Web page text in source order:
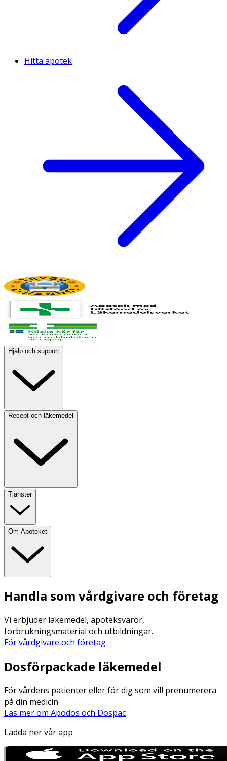
Hitta apotek
Hjälp och support
Recept och läkemedel
Tjänster
Om Apoteket
Handla som vårdgivare och företag
Vi erbjuder läkemedel, apoteksvaror,
förbrukningsmaterial och utbildningar.
För vårdgivare och företag
Dosförpackade läkemedel
För vårdens patienter eller för dig som vill prenumerera
på din medicin
Läs mer om Apodos och Dospac
Ladda ner vår app